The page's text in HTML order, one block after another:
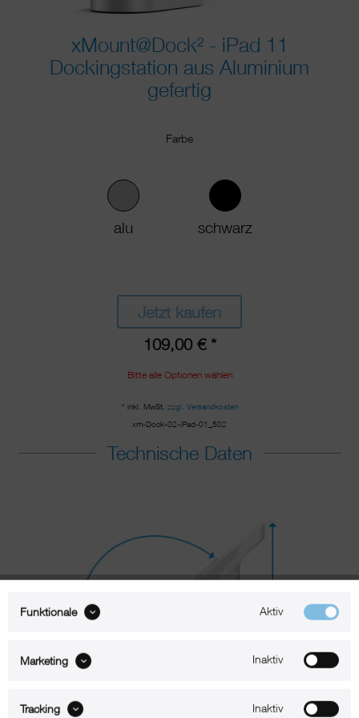
xMount@Dock² - iPad 11
Dockingstation aus Aluminium
gefertig
Farbe
alu schwarz
Jetzt kaufen
109,00 € *
Bitte alle Optionen wählen
* inkl. MwSt. zzgl. Versandkosten
xm-Dock-02-iPad-01_502
Technische Daten
Funktionale Aktiv
Marketing Inaktiv
Tracking Inaktiv